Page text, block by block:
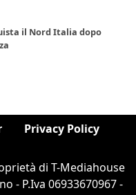
il Nord Italia dopo
Privacy Policy
di T-Mediahouse
- P.Iva 06933670967 -